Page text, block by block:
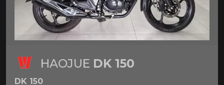
HAOJUE DK 150
DK 150